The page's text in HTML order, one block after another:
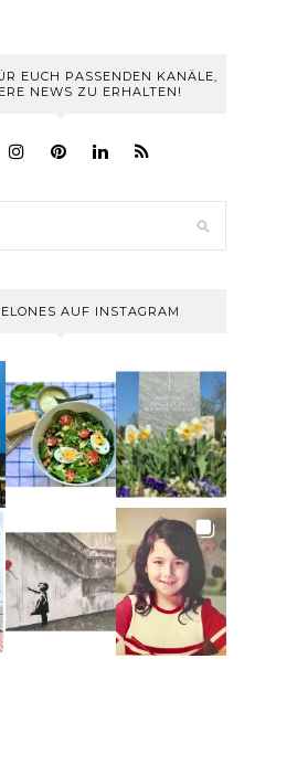
EUCH PASSENDEN KANÄLE,
NEWS ZU ERHALTEN!
AUF INSTAGRAM